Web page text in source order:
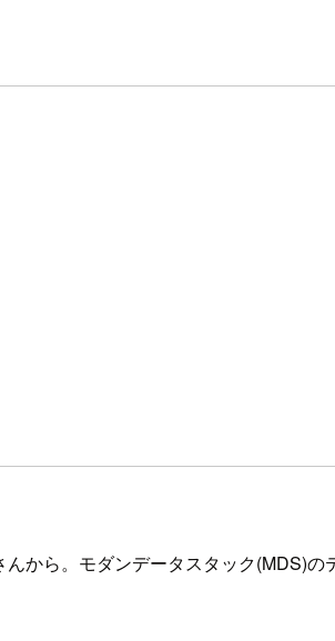
ら。モダンデータスタック(MDS)の